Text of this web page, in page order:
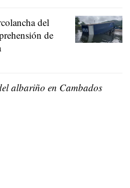
del
de
albariño en Cambados